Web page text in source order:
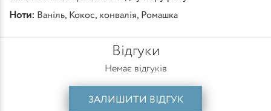
Ноти: Ваніль, Кокос, конвалія, Ромашка
Відгуки
Немає відгуків
ЗАЛИШИТИ ВІДГУК